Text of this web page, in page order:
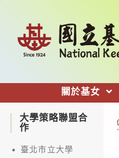
關於基女
大學策略聯盟合
作
臺北市立大學